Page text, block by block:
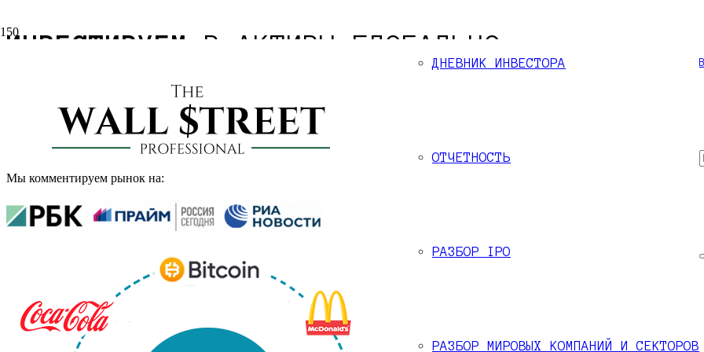
ДНЕВНИК ИНВЕСТОРА
ОТЧЕТНОСТЬ
РАЗБОР IPO
РАЗБОР МИРОВЫХ КОМПАНИЙ И СЕКТОРОВ
ИНВЕСТИРУЕМ В АКТИВЫ ГЛОБАЛЬНО
У нас более чем 20-летний опыт работы на финансовых рынках
металлы и крипто-активы. Основная цель — прирост капитала и
чтобы лучше понимать в какие активы сейчас наиболее выгодно вкладывать капитал!
Мы комментируем рынок на: